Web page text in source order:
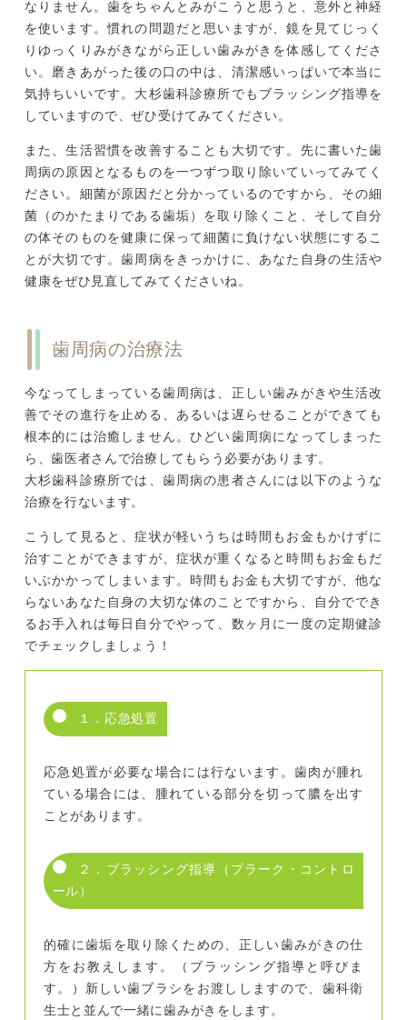
なりません。歯をちゃんとみがこうと思うと、意外と神経
を使います。慣れの問題だと思いますが、鏡を見てじっく
りゆっくりみがきながら正しい歯みがきを体感してくださ
い。磨きあがった後の口の中は、清潔感いっぱいで本当に
気持ちいいです。大杉歯科診療所でもブラッシング指導を
していますので、ぜひ受けてみてください。
また、生活習慣を改善することも大切です。先に書いた歯
周病の原因となるものを一つずつ取り除いていってみてく
ださい。細菌が原因だと分かっているのですから、その細
菌（のかたまりである歯垢）を取り除くこと、そして自分
の体そのものを健康に保って細菌に負けない状態にするこ
とが大切です。歯周病をきっかけに、あなた自身の生活や
健康をぜひ見直してみてくださいね。
歯周病の治療法
今なってしまっている歯周病は、正しい歯みがきや生活改
善でその進行を止める、あるいは遅らせることができても
根本的には治癒しません。ひどい歯周病になってしまった
ら、歯医者さんで治療してもらう必要があります。
大杉歯科診療所では、歯周病の患者さんには以下のような
治療を行ないます。
こうして見ると、症状が軽いうちは時間もお金もかけずに
治すことができますが、症状が重くなると時間もお金もだ
いぶかかってしまいます。時間もお金も大切ですが、他な
らないあなた自身の大切な体のことですから、自分ででき
るお手入れは毎日自分でやって、数ヶ月に一度の定期健診
でチェックしましょう！
１．応急処置
応急処置が必要な場合には行ないます。歯肉が腫れ
ている場合には、腫れている部分を切って膿を出す
ことがあります。
２．ブラッシング指導（プラーク・コントロ
ール）
的確に歯垢を取り除くための、正しい歯みがきの仕
方をお教えします。（ブラッシング指導と呼びま
す。）新しい歯ブラシをお渡ししますので、歯科衛
生士と並んで一緒に歯みがきをします。